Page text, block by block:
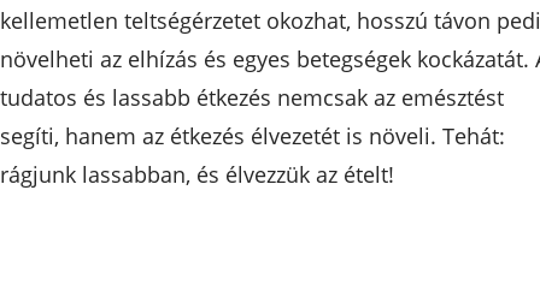
kellemetlen teltségérzetet okozhat, hosszú távon
növelheti az elhízás és egyes betegségek kockázatát.
tudatos és lassabb étkezés nemcsak az emésztést
segíti, hanem az étkezés élvezetét is növeli. Tehát:
rágjunk lassabban, és élvezzük az ételt!